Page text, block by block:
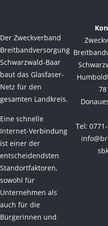
Der Zweckverband
Breitbandversorgung
Schwarzwald-Baar
baut das Glasfaser-
Netz für den
gesamten Landkreis.
Eine schnelle
Internet-Verbindung
ist einer der
entscheidendsten
Standortfaktoren,
sowohl für
Unternehmen als
auch für die
Bürgerinnen und
Tel: